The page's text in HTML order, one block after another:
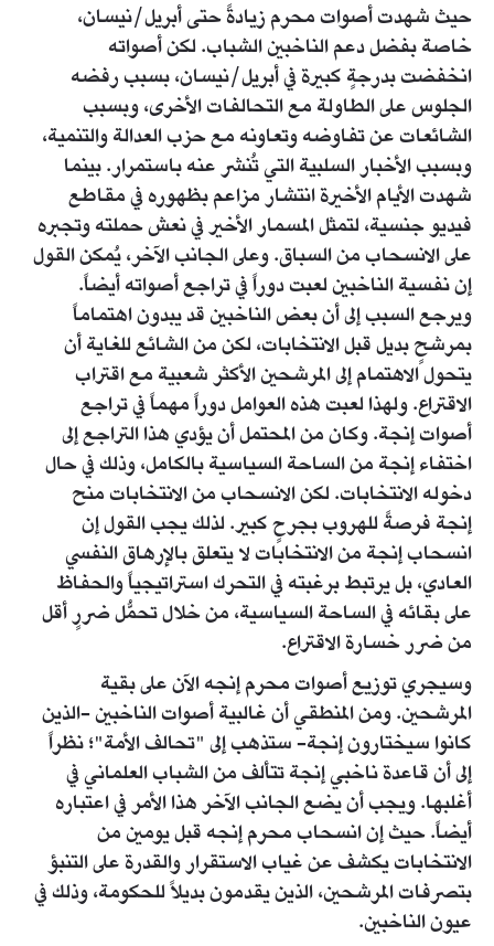
حيث شهدت أصوات محرم زيادةً حتى أبريل/نيسان،
خاصة بفضل دعم الناخبين الشباب. لكن أصواته
انخفضت بدرجةٍ كبيرة في أبريل/نيسان، بسبب رفضه
الجلوس على الطاولة مع التحالفات الأخرى، وبسبب
الشائعات عن تفاوضه وتعاونه مع حزب العدالة والتنمية،
وبسبب الأخبار السلبية التي تُنشر عنه باستمرار. بينما
شهدت الأيام الأخيرة انتشار مزاعم بظهوره في مقاطع
فيديو جنسية، لتمثل المسمار الأخير في نعش حملته وتجبره
على الانسحاب من السباق. وعلى الجانب الآخر، يُمكن القول
إن نفسية الناخبين لعبت دوراً في تراجع أصواته أيضاً.
ويرجع السبب إلى أن بعض الناخبين قد يبدون اهتماماً
بمرشحٍ بديل قبل الانتخابات، لكن من الشائع للغاية أن
يتحول الاهتمام إلى المرشحين الأكثر شعبية مع اقتراب
الاقتراع. ولهذا لعبت هذه العوامل دوراً مهماً في تراجع
أصوات إنجة. وكان من المحتمل أن يؤدي هذا التراجع إلى
اختفاء إنجة من الساحة السياسية بالكامل، وذلك في حال
دخوله الانتخابات. لكن الانسحاب من الانتخابات منح
إنجة فرصةً للهروب بجرحٍ كبير. لذلك يجب القول إن
انسحاب إنجة من الانتخابات لا يتعلق بالإرهاق النفسي
العادي، بل يرتبط برغبته في التحرك استراتيجياً والحفاظ
على بقائه في الساحة السياسية، من خلال تحمُّل ضررٍ أقل
من ضرر خسارة الاقتراع.
وسيجري توزيع أصوات محرم إنجه الآن على بقية
المرشحين. ومن المنطقي أن غالبية أصوات الناخبين -الذين
كانوا سيختارون إنجة- ستذهب إلى "تحالف الأمة"؛ نظراً
إلى أن قاعدة ناخبي إنجة تتألف من الشباب العلماني في
أغلبها. ويجب أن يضع الجانب الآخر هذا الأمر في اعتباره
أيضاً. حيث إن انسحاب محرم إنجه قبل يومين من
الانتخابات يكشف عن غياب الاستقرار والقدرة على التنبؤ
بتصرفات المرشحين، الذين يقدمون بديلاً للحكومة، وذلك في
عيون الناخبين.